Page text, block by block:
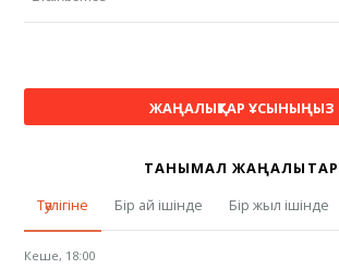
ЖАҢАЛЫҚТАР ҰСЫНЫҢЫЗ
ТАНЫМАЛ ЖАҢАЛЫҚТАР
Тәулігіне
Бір ай ішінде Бір жыл ішінде
Кеше, 18:00